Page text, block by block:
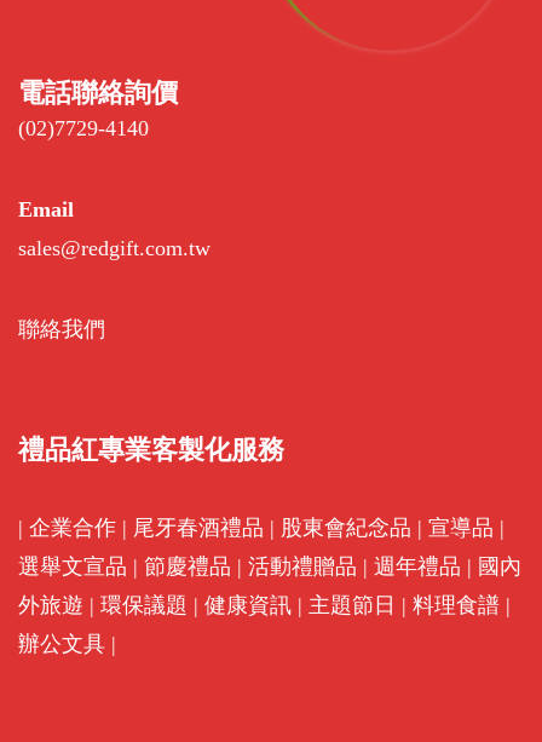
電話聯絡詢價
(02)7729-4140
Email
sales@redgift.com.tw
聯絡我們
禮品紅專業客製化服務
| 企業合作 | 尾牙春酒禮品 | 股東會紀念品 | 宣導品 |
選舉文宣品 | 節慶禮品 | 活動禮贈品 | 週年禮品 | 國內
外旅遊 | 環保議題 | 健康資訊 | 主題節日 | 料理食譜 |
辦公文具 |